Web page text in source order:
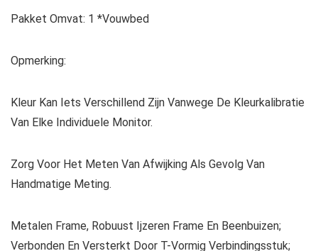
Pakket Omvat: 1 *Vouwbed
Opmerking:
Kleur Kan Iets Verschillend Zijn Vanwege De Kleurkalibratie
Van Elke Individuele Monitor.
Zorg Voor Het Meten Van Afwijking Als Gevolg Van
Handmatige Meting.
Metalen Frame, Robuust Ijzeren Frame En Beenbuizen;
Verbonden En Versterkt Door T-Vormig Verbindingsstuk;